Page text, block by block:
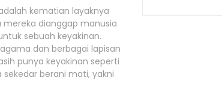
kematian layaknya
dianggap manusia
sebuah keyakinan.
dan berbagai lapisan
punya keyakinan seperti
berani mati, yakni